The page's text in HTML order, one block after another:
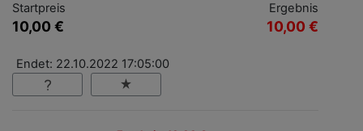
Startpreis
10,00 €
Ergebnis
10,00 €
Endet: 22.10.2022 17:05:00